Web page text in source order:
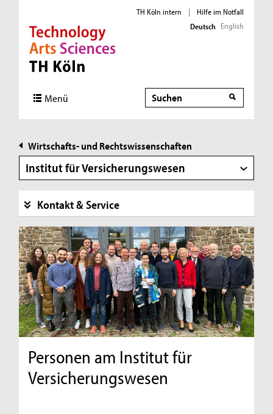
Direkt zur Hauptnavigation
Direkt zur Subnavigation
Direkt zum Inhalt
Direkt zum Fußbereich
TH Köln intern |
Hilfe im Notfall
Deutsch English
Menü Suche
Suche
Wirtschafts- und Rechtswissenschaften
Institut für Versicherungswesen
Kontakt & Service
Personen am Institut für
Versicherungswesen